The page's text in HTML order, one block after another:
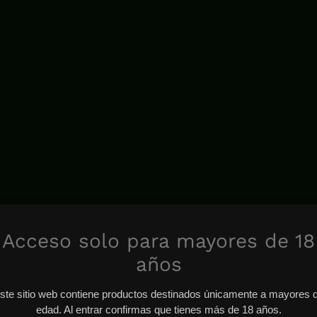
Acceso solo para mayores de 18
años
sitio web contiene productos destinados únicamente a mayores
edad. Al entrar confirmas que tienes más de 18 años.